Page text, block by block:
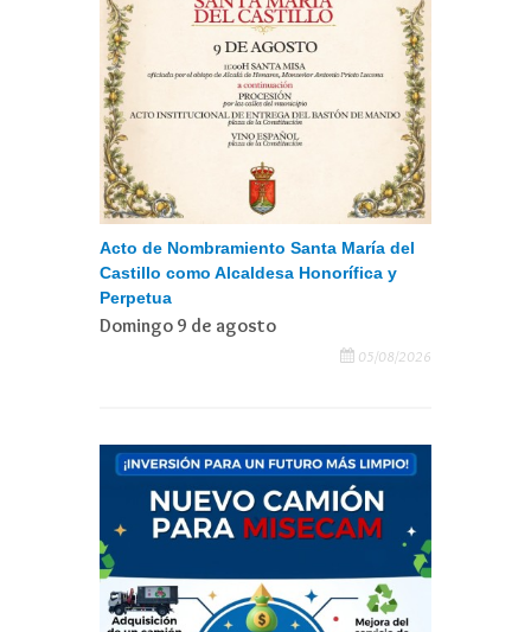
Acto de Nombramiento Santa María del
Castillo como Alcaldesa Honorífica y
Perpetua
Domingo 9 de agosto
05/08/2026